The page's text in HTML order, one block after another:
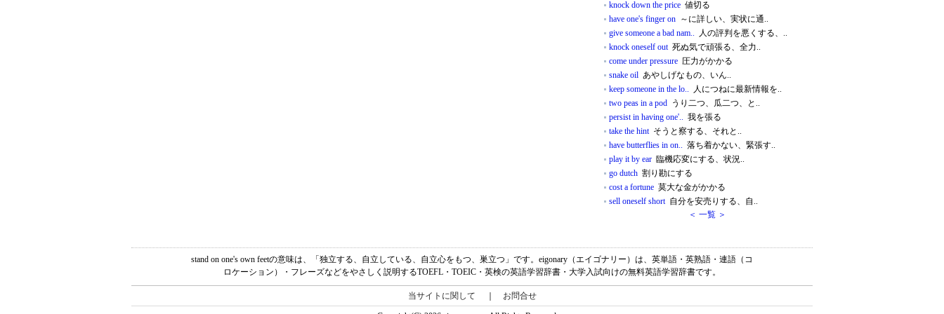
knock down the price 値切る
have one's finger on ～に詳しい、実状に通..
give someone a bad nam.. 人の評判を悪くする、..
knock oneself out死ぬ気で頑張る、全力..
come under pressure 圧力がかかる
snake oil あやしげなもの、いん..
keep someone in the lo.. 人につねに最新情報を..
two peas in a pod うり二つ、瓜二つ、と..
persist in having one'.. 我を張る
take the hintそうと察する、それと..
have butterflies in on.. 落ち着かない、緊張す..
play it by ear 臨機応変にする、状況..
go dutch 割り勘にする
cost a fortune 莫大な金がかかる
sell oneself short自分を安売りする、自..
＜ 一覧 ＞
stand on one's own feetの意味は、「独立する、自立している、自立心をもつ、巣立つ」です。eigonary（エイゴナリー）は、英単語・英熟語・連語（コ
ロケーション）・フレーズなどをやさしく説明するTOEFL・TOEIC・英検の英語学習辞書・大学入試向けの無料英語学習辞書です。
当サイトに関して お問合せ